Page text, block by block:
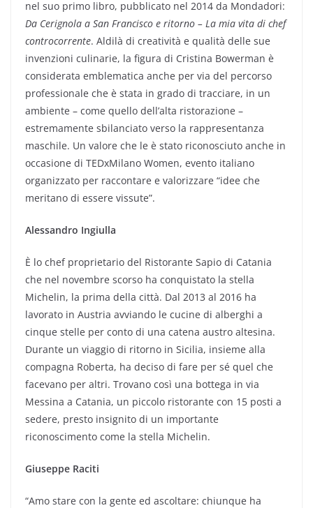
nel suo primo libro, pubblicato nel 2014 da Mondadori:
Da Cerignola a San Francisco e ritorno – La mia vita di chef
controcorrente. Aldilà di creatività e qualità delle sue
invenzioni culinarie, la figura di Cristina Bowerman è
considerata emblematica anche per via del percorso
professionale che è stata in grado di tracciare, in un
ambiente – come quello dell’alta ristorazione –
estremamente sbilanciato verso la rappresentanza
maschile. Un valore che le è stato riconosciuto anche in
occasione di TEDxMilano Women, evento italiano
organizzato per raccontare e valorizzare “idee che
meritano di essere vissute”.
Alessandro Ingiulla
È lo chef proprietario del Ristorante Sapio di Catania
che nel novembre scorso ha conquistato la stella
Michelin, la prima della città. Dal 2013 al 2016 ha
lavorato in Austria avviando le cucine di alberghi a
cinque stelle per conto di una catena austro altesina.
Durante un viaggio di ritorno in Sicilia, insieme alla
compagna Roberta, ha deciso di fare per sé quel che
facevano per altri. Trovano così una bottega in via
Messina a Catania, un piccolo ristorante con 15 posti a
sedere, presto insignito di un importante
riconoscimento come la stella Michelin.
Giuseppe Raciti
“Amo stare con la gente ed ascoltare: chiunque ha